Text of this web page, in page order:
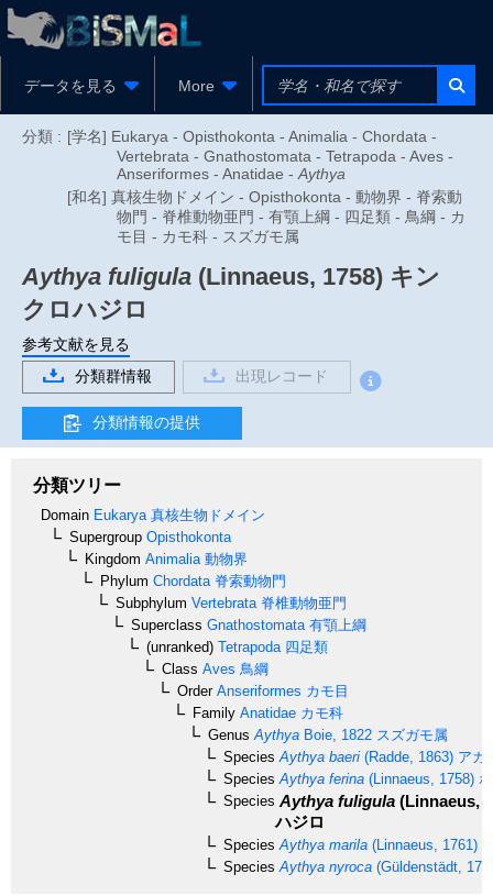
データを見る More
分類 : [学名] Eukarya - Opisthokonta - Animalia - Chordata -
Vertebrata - Gnathostomata - Tetrapoda - Aves -
Anseriformes - Anatidae - Aythya
[和名] 真核生物ドメイン - Opisthokonta - 動物界 - 脊索動
物門 - 脊椎動物亜門 - 有顎上綱 - 四足類 - 鳥綱 - カ
モ目 - カモ科 - スズガモ属
Aythya fuligula (Linnaeus, 1758) キン
クロハジロ
参考文献を見る
分類群情報
出現レコード
分類情報の提供
分類ツリー
Domain Eukarya 真核生物ドメイン
Supergroup Opisthokonta
Kingdom Animalia 動物界
Phylum Chordata 脊索動物門
Subphylum Vertebrata 脊椎動物亜門
Superclass Gnathostomata 有顎上綱
(unranked) Tetrapoda 四足類
Class Aves 鳥綱
OrderAnseriformes カモ目
Family Anatidae カモ科
Genus Aythya Boie, 1822 スズガモ属
Species Aythya baeri (Radde, 1863) アカ
Species Aythya ferina (Linnaeus, 1758)
Species Aythya fuligula (Linnaeus,
ハジロ
Species Aythya marila (Linnaeus, 1761)
Species Aythya nyroca (Güldenstädt,